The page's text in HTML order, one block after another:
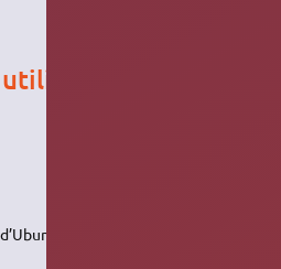
particulière pour les